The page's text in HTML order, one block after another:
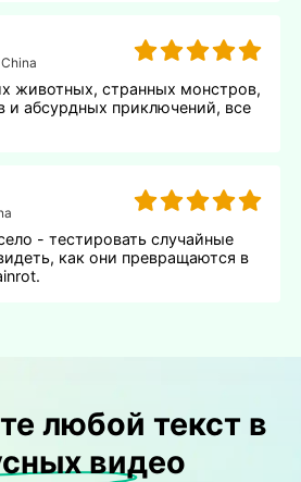
животных, странных монстров,
абсурдных приключений, все
- тестировать случайные
как они превращаются в
любой текст в
видео